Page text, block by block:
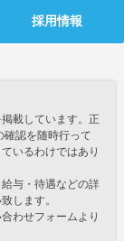
採用情報
載しています。正
確認を随時行って
いるわけではあり
与・待遇などの詳
します。
わせフォームより